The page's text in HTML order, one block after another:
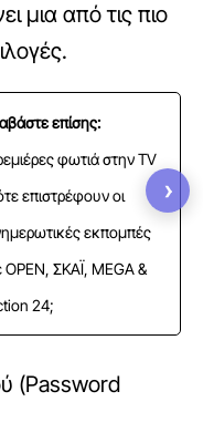
μια από τις πιο
επίσης:
φωτιά στην TV
επιστρέφουν οι
εκπομπές
OPEN, ΣΚΑΪ, MEGA &
24;
(Password
›